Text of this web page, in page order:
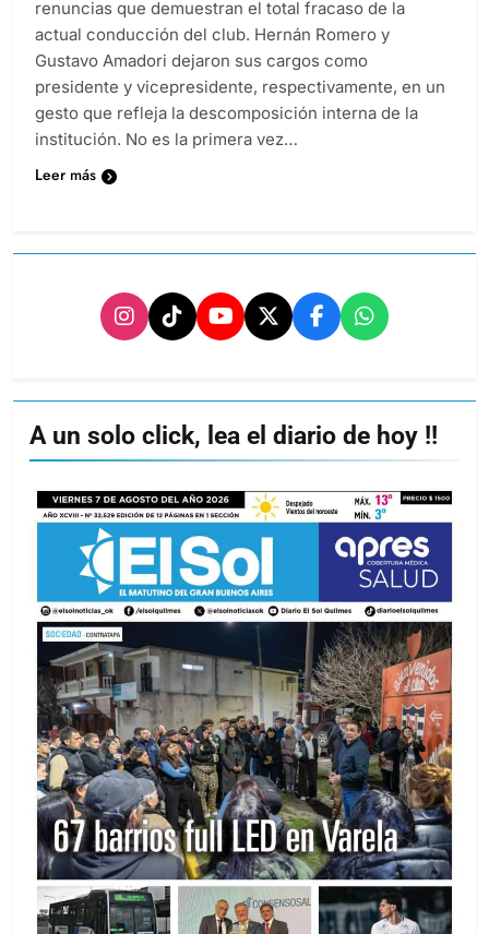
renuncias que demuestran el total fracaso de la
actual conducción del club. Hernán Romero y
Gustavo Amadori dejaron sus cargos como
presidente y vicepresidente, respectivamente, en un
gesto que refleja la descomposición interna de la
institución. No es la primera vez…
Leer más
A un solo click, lea el diario de hoy !!